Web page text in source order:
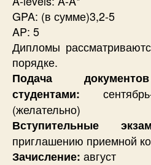
GPA: (в сумме)3,2-5
AP: 5
Дипломы
порядке.
Подача
студентами:
(желательно)
Вступительные
приглашению приемной
Зачисление: август